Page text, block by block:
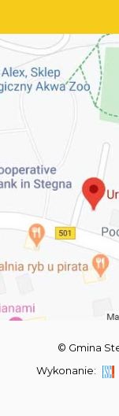
© Gmina
Wykonanie: